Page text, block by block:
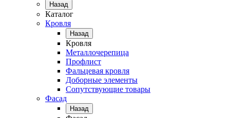
Назад
Каталог
Кровля
Назад
Кровля
Металлочерепица
Профлист
Фальцевая кровля
Доборные элементы
Сопутствующие товары
Фасад
Назад